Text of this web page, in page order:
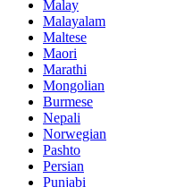
Malay
Malayalam
Maltese
Maori
Marathi
Mongolian
Burmese
Nepali
Norwegian
Pashto
Persian
Punjabi